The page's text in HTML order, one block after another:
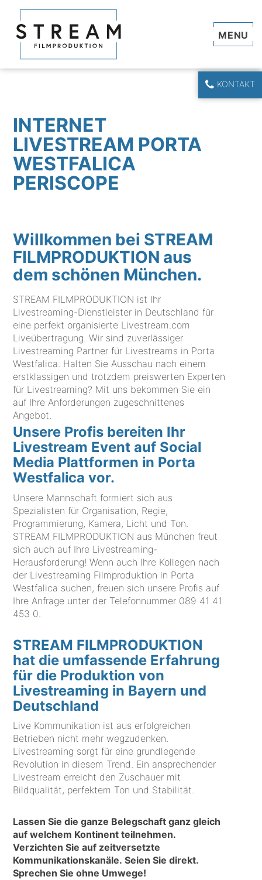
KONTAKT
INTERNET
LIVESTREAM PORTA
WESTFALICA
PERISCOPE
Willkommen bei STREAM
FILMPRODUKTION aus
dem schönen München.
STREAM FILMPRODUKTION ist Ihr
Livestreaming-Dienstleister in Deutschland für
eine perfekt organisierte Livestream.com
Liveübertragung. Wir sind zuverlässiger
Livestreaming Partner für Livestreams in Porta
Westfalica. Halten Sie Ausschau nach einem
erstklassigen und trotzdem preiswerten Experten
für Livestreaming? Mit uns bekommen Sie ein
auf Ihre Anforderungen zugeschnittenes
Angebot.
Unsere Profis bereiten Ihr
Livestream Event auf Social
Media Plattformen in Porta
Westfalica vor.
Unsere Mannschaft formiert sich aus
Spezialisten für Organisation, Regie,
Programmierung, Kamera, Licht und Ton.
STREAM FILMPRODUKTION aus München freut
sich auch auf Ihre Livestreaming-
Herausforderung! Wenn auch Ihre Kollegen nach
der Livestreaming Filmproduktion in Porta
Westfalica suchen, freuen sich unsere Profis auf
Ihre Anfrage unter der Telefonnummer 089 41 41
453 0
STREAM FILMPRODUKTION
hat die umfassende Erfahrung
für die Produktion von
Livestreaming in Bayern und
Deutschland
Live Kommunikation ist aus erfolgreichen
Betrieben nicht mehr wegzudenken.
Livestreaming sorgt für eine grundlegende
Revolution in diesem Trend. Ein ansprechender
Livestream erreicht den Zuschauer mit
Bildqualität, perfektem Ton und Stabilität.
Lassen Sie die ganze Belegschaft ganz gleich
auf welchem Kontinent teilnehmen.
Verzichten Sie auf zeitversetzte
Kommunikationskanäle. Seien Sie direkt.
Sprechen Sie ohne Umwege!